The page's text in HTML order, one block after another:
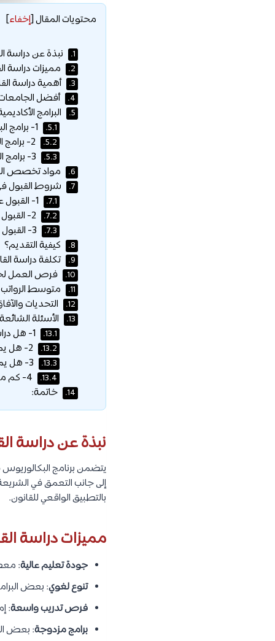
محتويات المقال[إخفاء]
1. نبذة عن دراسة
2. مميزات دراسة
3. أهمية دراسة
4. أفضل الجامعات
5. البرامج
5.1.
5.2.
5.3.
6. مواد تخصص
7. شروط القبول
7.1.
7.2.
7.3.
8. كيفية التقديم؟
9. تكلفة دراسة
10. فرص العمل
11. متوسط الرواتب
12. التحديات
13. الأسئلة
13.1.
13.2.
13.3.
13.4.
14. خاتمة:
نبذة عن دراسة
يتضمن برنامج البكالوريوس
إلى جانب التعمق في
بالتطبيق الواقعي للقانون.
مميزات دراسة
جودة تعليم عالية:
تنوع لغوي: بعض
فرص تدريب واسعة:
برامج مزدوجة: بعض